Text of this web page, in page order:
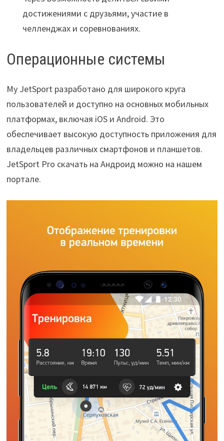
достижениями с друзьями, участие в
челленджах и соревнованиях.
Операционные системы
My JetSport разработано для широкого круга
пользователей и доступно на основных мобильных
платформах, включая iOS и Android. Это
обеспечивает высокую доступность приложения для
владельцев различных смартфонов и планшетов.
JetSport Pro скачать на Андроид можно на нашем
портале.